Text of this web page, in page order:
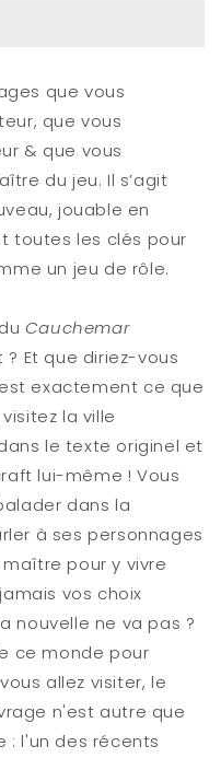
que vous
que vous
& que vous
du jeu. Il s’agit
jouable en
toutes les clés pour
un jeu de rôle.
Cauchemar
? Et que diriez-vous
exactement ce que
la ville
le texte originel et
lui-même ! Vous
dans la
à ses personnages
pour y vivre
vos choix
nouvelle ne va pas ?
ce monde pour
allez visiter, le
n'est autre que
: l'un des récents